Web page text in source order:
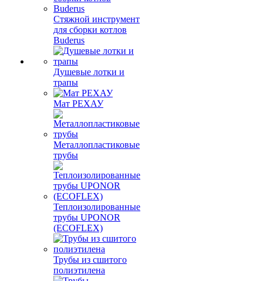
Стяжной инструмент
для сборки котлов
Buderus
Душевые лотки и
трапы
Мат РЕХАУ
Металлопластиковые
трубы
Теплоизолированные
трубы UPONOR
(ECOFLEX)
Трубы из сшитого
полиэтилена